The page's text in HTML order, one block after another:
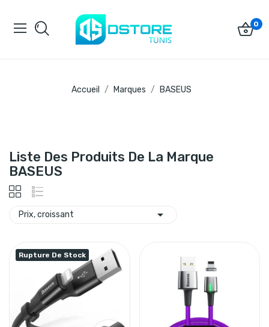
0
Accueil Marques BASEUS
Liste Des Produits De La Marque
BASEUS
Prix, croissant 
Rupture De Stock